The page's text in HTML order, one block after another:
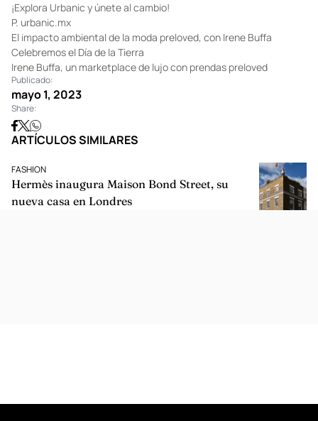
¡Explora Urbanic y únete al cambio!
P. urbanic.mx
El impacto ambiental de la moda preloved, con Irene Buffa
Celebremos el Día de la Tierra
Irene Buffa, un marketplace de lujo con prendas preloved
Publicado:
mayo 1, 2023
Share:
ARTÍCULOS SIMILARES
FASHION
Hermès inaugura Maison Bond Street, su
nueva casa en Londres